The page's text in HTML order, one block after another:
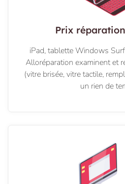
Prix
iPad, tablette Windows
Alloréparation examinent et
(vitre brisée, vitre tactile,
un rien de